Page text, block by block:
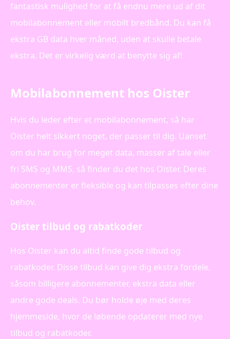
fantastisk mulighed for at få endnu mere ud af dit
mobilabonnement eller mobilt bredbånd. Du kan få
ekstra GB data hver måned, uden at skulle betale
ekstra. Det er virkelig værd at benytte sig af!
Mobilabonnement hos Oister
Hvis du leder efter et mobilabonnement, så har
Oister helt sikkert noget, der passer til dig. Uanset
om du har brug for meget data, masser af tale eller
fri SMS og MMS, så finder du det hos Oister. Deres
abonnementer er fleksible og kan tilpasses efter dine
behov.
Oister tilbud og rabatkoder
Hos Oister kan du altid finde gode tilbud og
rabatkoder. Disse tilbud kan give dig ekstra fordele,
såsom billigere abonnementer, ekstra data eller
andre gode deals. Du bør holde øje med deres
hjemmeside, hvor de løbende opdaterer med nye
tilbud og rabatkoder.